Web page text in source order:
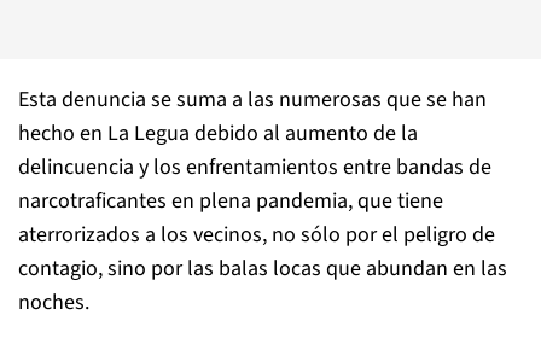
Esta denuncia se suma a las numerosas que se han
hecho en La Legua debido al aumento de la
delincuencia y los enfrentamientos entre bandas de
narcotraficantes en plena pandemia, que tiene
aterrorizados a los vecinos, no sólo por el peligro de
contagio, sino por las balas locas que abundan en las
noches.